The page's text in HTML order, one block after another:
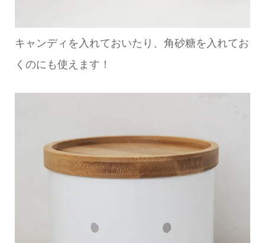
キャンディを入れておいたり、角砂糖を入れてお
くのにも使えます！